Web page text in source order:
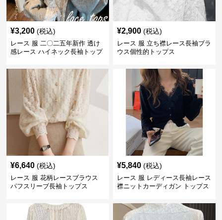
¥3,200 (税込)
レース 服 二〇二五年新作 透け
感レース ハイネック長袖トップ
¥2,900 (税込)
レース 服 立ち襟レース長袖ブラ
ウス個性的トップス
¥6,640 (税込)
レース 服 花柄レースブラウス
パフスリーブ長袖トップス
¥5,840 (税込)
レース 服 レディース長袖レース
襟ニットカーディガン トップス